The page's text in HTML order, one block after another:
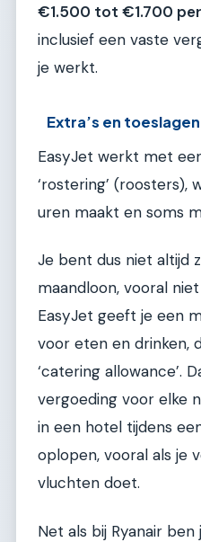
€1.500 tot €1.700
inclusief een vaste
je werkt.
Extra’s en toeslagen
EasyJet werkt met
‘rostering’ (roosters),
uren maakt en soms
Je bent dus niet altijd
maandloon, vooral
EasyJet geeft je een
voor eten en drinken,
‘catering allowance’.
vergoeding voor elke
in een hotel tijdens
oplopen, vooral als je
vluchten doet.
Net als bij Ryanair ben